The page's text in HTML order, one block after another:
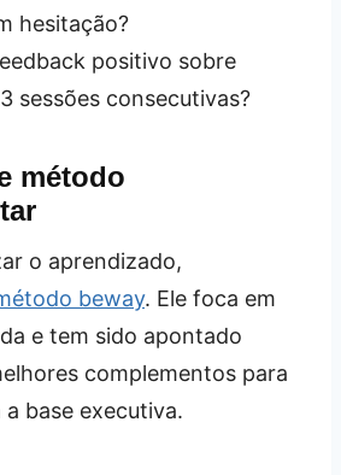
hesitação?
positivo sobre
sessões consecutivas?
método
o aprendizado,
beway. Ele foca em
e tem sido apontado
complementos para
base executiva.